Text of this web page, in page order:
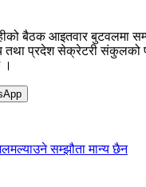
बैठक आइतवार
तथा प्रदेश सेक्रेटरी
।
सम्झौता मान्य छैन